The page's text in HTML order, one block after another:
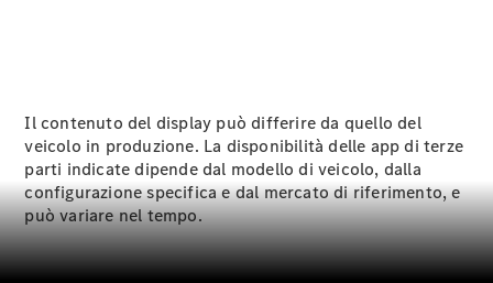
Manutenzione
Riparazione
Assistenza e
garanzia
commerciale
Richiamo
di vetture
Il contenuto del display può differire da quello del
veicolo in produzione. La disponibilità delle app di terze
parti indicate dipende dal modello di veicolo, dalla
configurazione specifica e dal mercato di riferimento, e
può variare nel tempo.